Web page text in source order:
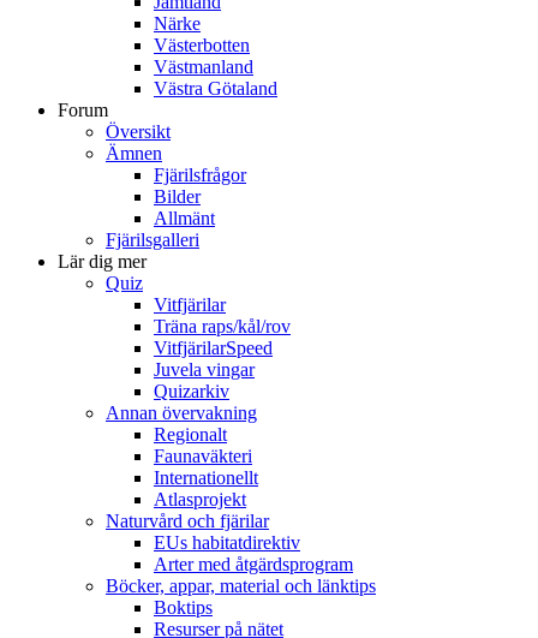
Närke
Västerbotten
Västmanland
Västra Götaland
Forum
Översikt
Ämnen
Fjärilsfrågor
Bilder
Allmänt
Fjärilsgalleri
Lär dig mer
Quiz
Vitfjärilar
Träna raps/kål/rov
VitfjärilarSpeed
Juvela vingar
Quizarkiv
Annan övervakning
Regionalt
Faunaväkteri
Internationellt
Atlasprojekt
Naturvård och fjärilar
EUs habitatdirektiv
Arter med åtgärdsprogram
Böcker, appar, material och länktips
Boktips
Resurser på nätet